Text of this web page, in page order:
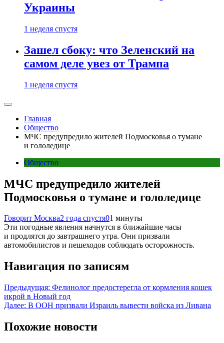
Украины
1 неделя спустя
Зашел сбоку: что Зеленский на
самом деле увез от Трампа
1 неделя спустя
Главная
Общество
МЧС предупредило жителей Подмосковья о тумане
и гололедице
Общество
МЧС предупредило жителей
Подмосковья о тумане и гололедице
Говорит Москва2 года спустя01 минуты
Эти погодные явления начнутся в ближайшие часы
и продлятся до завтрашнего утра. Они призвали
автомобилистов и пешеходов соблюдать осторожность.
Навигация по записям
Предыдущая: Фелинолог предостерегла от кормления кошек
икрой в Новый год
Далее: В ООН призвали Израиль вывести войска из Ливана
Похожие новости